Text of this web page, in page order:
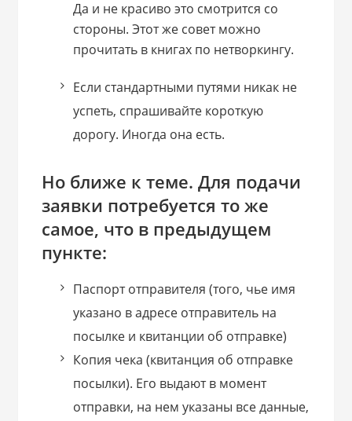
Да и не красиво это смотрится со
стороны. Этот же совет можно
прочитать в книгах по нетворкингу.
Если стандартными путями никак не
успеть, спрашивайте короткую
дорогу. Иногда она есть.
Но ближе к теме. Для подачи
заявки потребуется то же
самое, что в предыдущем
пункте:
Паспорт отправителя (того, чье имя
указано в адресе отправитель на
посылке и квитанции об отправке)
Копия чека (квитанция об отправке
посылки). Его выдают в момент
отправки, на нем указаны все данные,